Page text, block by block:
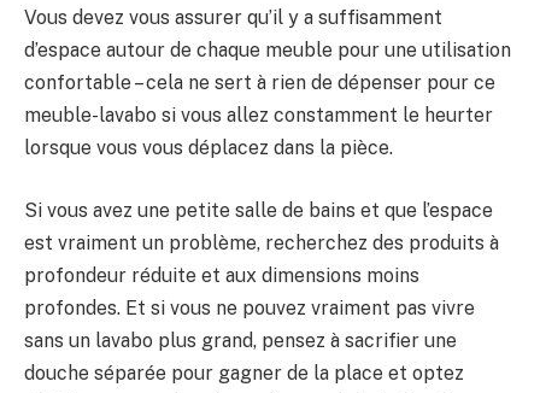
Vous devez vous assurer qu’il y a suffisamment
d’espace autour de chaque meuble pour une utilisation
confortable – cela ne sert à rien de dépenser pour ce
meuble-lavabo si vous allez constamment le heurter
lorsque vous vous déplacez dans la pièce.
Si vous avez une petite salle de bains et que l’espace
est vraiment un problème, recherchez des produits à
profondeur réduite et aux dimensions moins
profondes. Et si vous ne pouvez vraiment pas vivre
sans un lavabo plus grand, pensez à sacrifier une
douche séparée pour gagner de la place et optez